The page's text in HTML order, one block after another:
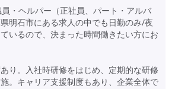
・ヘルパー（正社員、パート・アルバ
明石市にある求人の中でも日勤のみ/夜
いるので、決まった時間働きたい方にお
り。入社時研修をはじめ、定期的な研修
。キャリア支援制度もあり、企業全体で